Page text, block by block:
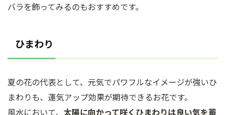
バラを飾ってみるのもおすすめです。
ひまわり
夏の花の代表として、元気でパワフルなイメージが強いひ
まわりも、運気アップ効果が期待できるお花です。
風水において、 太陽に向かって咲くひまわりは良い気を蓄